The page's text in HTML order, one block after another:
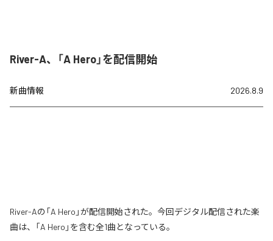
River-A、「A Hero」を配信開始
新曲情報 2026.8.9
River-Aの「A Hero」が配信開始された。今回デジタル配信された楽
曲は、「A Hero」を含む全1曲となっている。